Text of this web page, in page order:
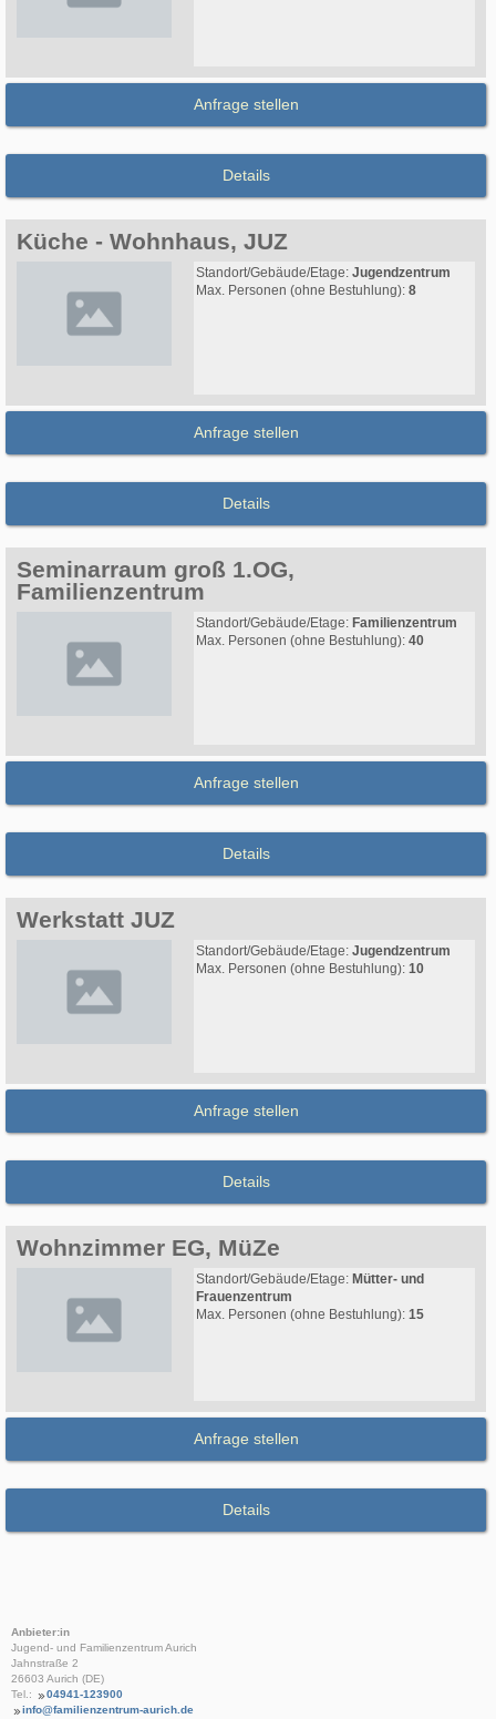
Anfrage stellen
Details
Küche - Wohnhaus, JUZ
Standort/Gebäude/Etage: Jugendzentrum
Max. Personen (ohne Bestuhlung): 8
Anfrage stellen
Details
Seminarraum groß 1.OG,
Familienzentrum
Standort/Gebäude/Etage: Familienzentrum
Max. Personen (ohne Bestuhlung): 40
Anfrage stellen
Details
Werkstatt JUZ
Standort/Gebäude/Etage: Jugendzentrum
Max. Personen (ohne Bestuhlung): 10
Anfrage stellen
Details
Wohnzimmer EG, MüZe
Standort/Gebäude/Etage: Mütter- und
Frauenzentrum
Max. Personen (ohne Bestuhlung): 15
Anfrage stellen
Details
Anbieter:in
Jugend- und Familienzentrum Aurich
Jahnstraße 2
26603 Aurich (DE)
Tel.:
04941-123900
info@familienzentrum-aurich.de